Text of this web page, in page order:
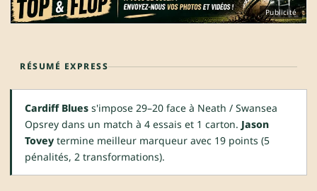
Publicité
RÉSUMÉ EXPRESS
Cardiff Blues s'impose 29–20 face à Neath / Swansea
Opsrey dans un match à 4 essais et 1 carton. Jason
Tovey termine meilleur marqueur avec 19 points (5
pénalités, 2 transformations).